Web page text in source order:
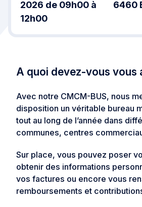
2026 de 09h00 à
12h00
6460
A quoi devez-vous vous
Avec notre CMCM-BUS, nous
disposition un véritable bureau
tout au long de l’année dans
communes, centres
Sur place, vous pouvez poser
obtenir des informations
vos factures ou encore vous
remboursements et